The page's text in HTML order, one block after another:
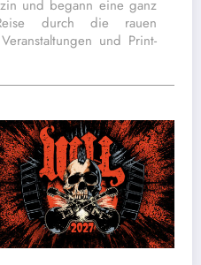
und begann eine ganz
durch die rauen
und Print-